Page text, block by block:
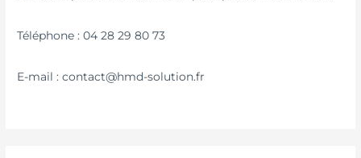
Téléphone : 04 28 29 80 73
E-mail : contact@hmd-solution.fr